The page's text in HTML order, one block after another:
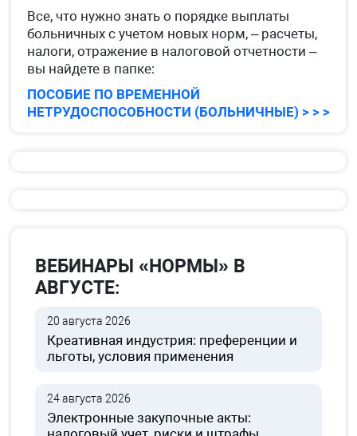
Все, что нужно знать о порядке выплаты
больничных с учетом новых норм, – расчеты,
налоги, отражение в налоговой отчетности –
вы найдете в папке:
ПОСОБИЕ ПО ВРЕМЕННОЙ
НЕТРУДОСПОСОБНОСТИ (БОЛЬНИЧНЫЕ) > > >
ВЕБИНАРЫ «НОРМЫ» В
АВГУСТЕ:
20 августа 2026
Креативная индустрия: преференции и
льготы, условия применения
24 августа 2026
Электронные закупочные акты: